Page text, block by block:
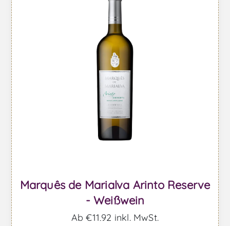
Marquês de Marialva Arinto Reserve
- Weißwein
Ab €11,92 inkl. MwSt.